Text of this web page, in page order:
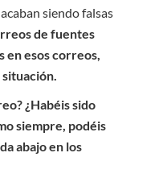
siendo falsas
de fuentes
en esos correos,
situación.
¿Habéis sido
siempre, podéis
abajo en los